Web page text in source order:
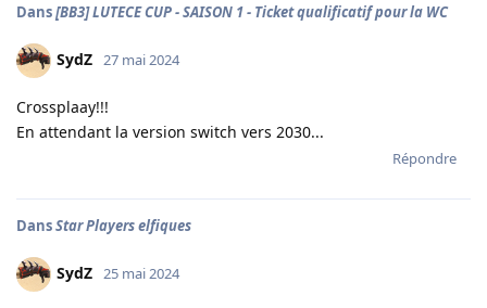
Dans[BB3] LUTECE CUP - SAISON 1 - Ticket qualificatif pour la WC
SydZ 27 mai 2024
Crossplaay!!!
En attendant la version switch vers 2030...
Répondre
DansStar Players elfiques
SydZ 25 mai 2024